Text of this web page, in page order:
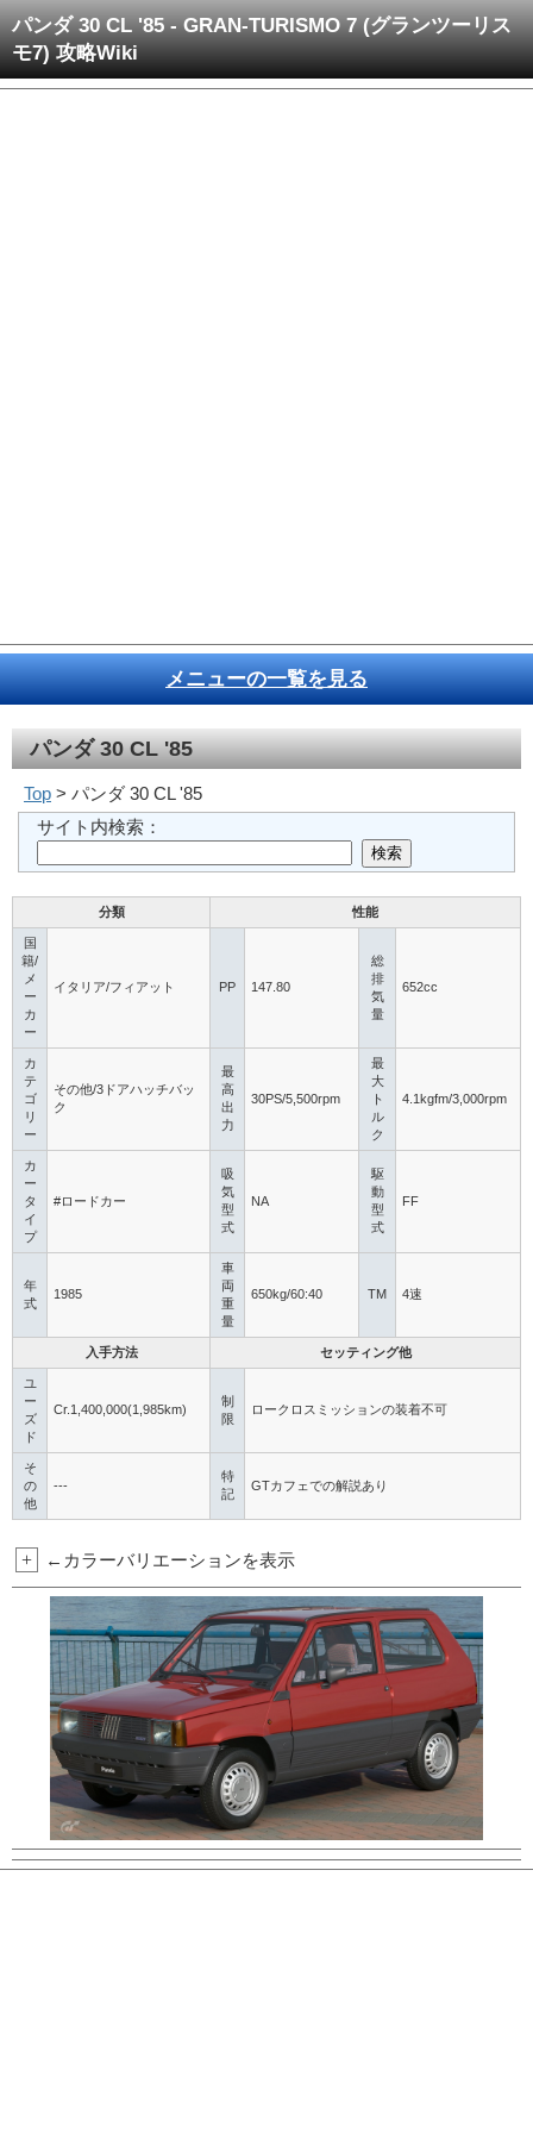
パンダ 30 CL '85 - GRAN-TURISMO 7 (グランツーリス
モ7) 攻略Wiki
メニューの一覧を見る
パンダ 30 CL '85
Top > パンダ 30 CL '85
サイト内検索：
分類 性能
国
籍/
メ
ー
カ
ー
イタリア/フィアット PP 147.80
総
排
気
量
652cc
カ
テ
ゴ
リ
ー
その他/3ドアハッチバッ
ク
最
高
出
力
30PS/5,500rpm
最
大
ト
ル
ク
4.1kgfm/3,000rpm
カ
ー
タ
イ
プ
#ロードカー
吸
気
型
式
NA
駆
動
型
式
FF
年
式
1985
車
両
重
量
650kg/60:40 TM 4速
入手方法 セッティング他
ユ
ー
ズ
ド
Cr.1,400,000(1,985km)
制
限
ロークロスミッションの装着不可
そ
の
他
---
特
記
GTカフェでの解説あり
+ ←カラーバリエーションを表示